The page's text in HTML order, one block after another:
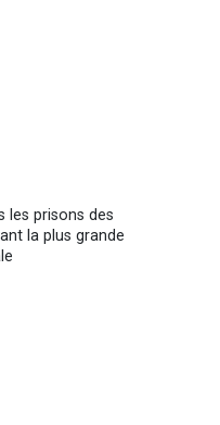
les prisons des
la plus grande